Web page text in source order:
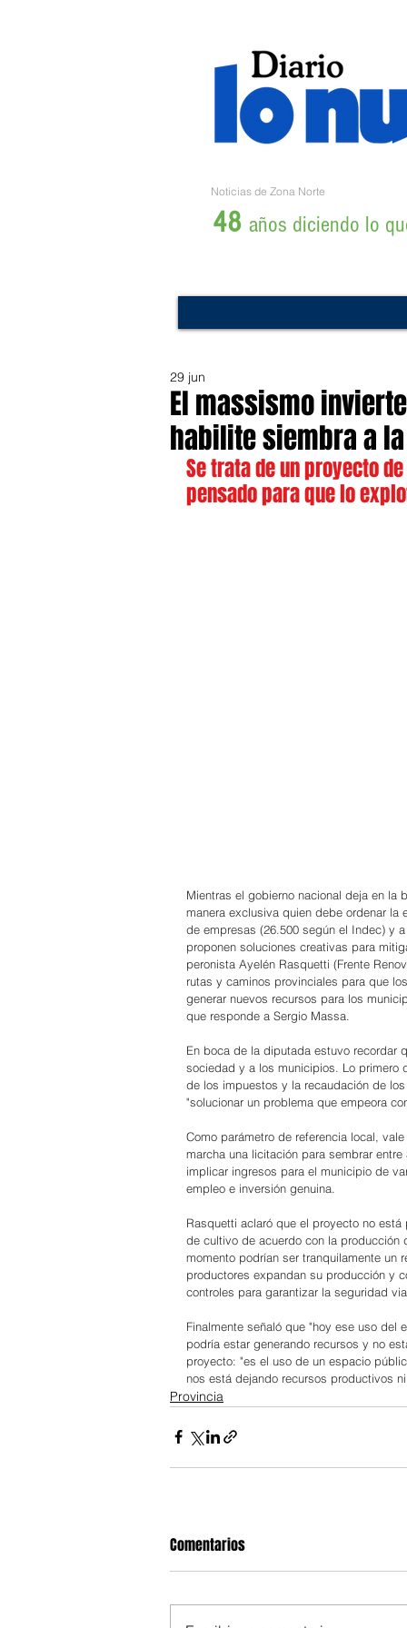
Noticias de Zona Norte
48 años diciendo lo
El massismo
habilite siembra a
29 jun
Se trata de un proyecto
pensado para que lo
Mientras el gobierno nacional deja en la
manera exclusiva quien debe ordenar
de empresas (26.500 según el Indec) y
proponen soluciones creativas para
peronista Ayelén Rasquetti (Frente
rutas y caminos provinciales para que
generar nuevos recursos para los
que responde a Sergio Massa.
En boca de la diputada estuvo recordar
sociedad y a los municipios. Lo primero
de los impuestos y la recaudación de
"solucionar un problema que empeora
Como parámetro de referencia local,
marcha una licitación para sembrar
implicar ingresos para el municipio de
empleo e inversión genuina.
Rasquetti aclaró que el proyecto no
de cultivo de acuerdo con la producción
momento podrían ser tranquilamente un
productores expandan su producción y
controles para garantizar la seguridad
Finalmente señaló que "hoy ese uso del
podría estar generando recursos y no
proyecto: "es el uso de un espacio
nos está dejando recursos productivos
Provincia
Comentarios